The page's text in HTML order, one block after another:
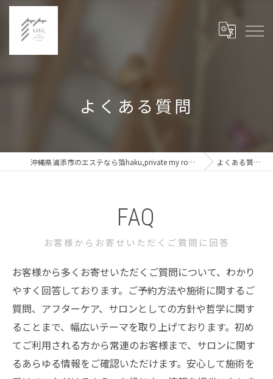
よくある質問
沖縄県浦添市のエステなら箔haku,private my room よくある質問
お客様からお寄せいただくご質問に回答
FAQ
お客様から多くお寄せいただくご質問について、わかり
やすく回答しております。ご予約方法や施術に関するご
質問、アフターケア、サロンとしての方針や哲学に関す
ることまで、幅広いテーマを取り上げております。初め
てご利用される方から常連のお客様まで、サロンに関す
るあらゆる情報をご確認いただけます。安心して施術を